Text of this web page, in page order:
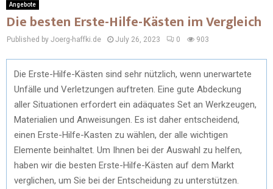
Angebote
Die besten Erste-Hilfe-Kästen im Vergleich
Published by Joerg-haffki.de July 26, 2023 0 903
Die Erste-Hilfe-Kästen sind sehr nützlich, wenn unerwartete
Unfälle und Verletzungen auftreten. Eine gute Abdeckung
aller Situationen erfordert ein adäquates Set an Werkzeugen,
Materialien und Anweisungen. Es ist daher entscheidend,
einen Erste-Hilfe-Kasten zu wählen, der alle wichtigen
Elemente beinhaltet. Um Ihnen bei der Auswahl zu helfen,
haben wir die besten Erste-Hilfe-Kästen auf dem Markt
verglichen, um Sie bei der Entscheidung zu unterstützen.